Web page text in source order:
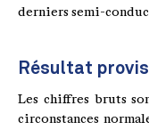
derniers semi-
Résultat
Les chiffres bruts
circonstances